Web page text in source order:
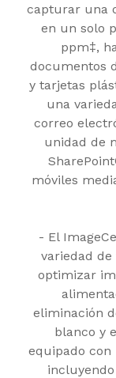
capturar una
en un solo
ppm‡,
documentos
y tarjetas
una
correo
unidad de
móviles
- El
variedad
optimizar
eliminación
blanco y
equipado
incluyendo